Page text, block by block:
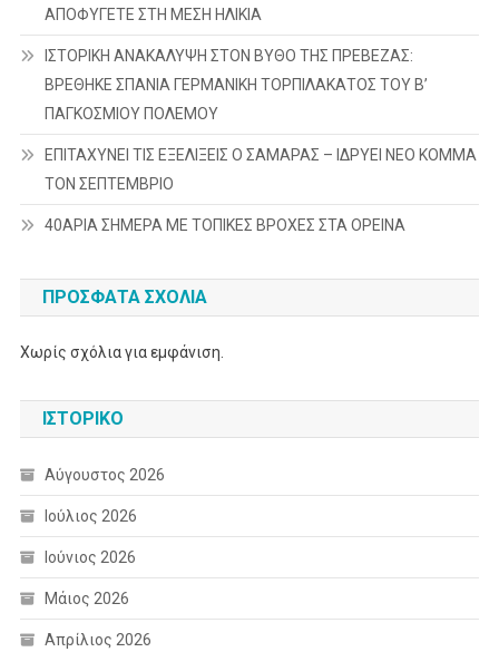
ΑΠΟΦΥΓΕΤΕ ΣΤΗ ΜΕΣΗ ΗΛΙΚΙΑ
ΙΣΤΟΡΙΚΗ ΑΝΑΚΑΛΥΨΗ ΣΤΟΝ ΒΥΘΟ ΤΗΣ ΠΡΕΒΕΖΑΣ:
ΒΡΕΘΗΚΕ ΣΠΑΝΙΑ ΓΕΡΜΑΝΙΚΗ ΤΟΡΠΙΛΑΚΑΤΟΣ ΤΟΥ Β’
ΠΑΓΚΟΣΜΙΟΥ ΠΟΛΕΜΟΥ
ΕΠΙΤΑΧΥΝΕΙ ΤΙΣ ΕΞΕΛΙΞΕΙΣ Ο ΣΑΜΑΡΑΣ – ΙΔΡΥΕΙ ΝΕΟ ΚΟΜΜΑ
ΤΟΝ ΣΕΠΤΕΜΒΡΙΟ
40ΑΡΙΑ ΣΗΜΕΡΑ ΜΕ ΤΟΠΙΚΕΣ ΒΡΟΧΕΣ ΣΤΑ ΟΡΕΙΝΑ
ΠΡΌΣΦΑΤΑ ΣΧΌΛΙΑ
Χωρίς σχόλια για εμφάνιση.
ΙΣΤΟΡΙΚΌ
Αύγουστος 2026
Ιούλιος 2026
Ιούνιος 2026
Μάιος 2026
Απρίλιος 2026